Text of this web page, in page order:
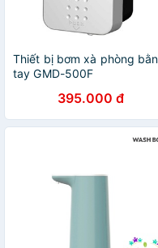
Thiết bị bơm xà phòng
tay GMD-500F
395.000 đ